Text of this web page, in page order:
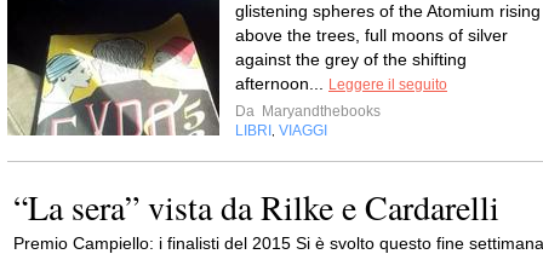
glistening spheres of the Atomium rising
above the trees, full moons of silver
against the grey of the shifting
afternoon...
Leggere il seguito
Da Maryandthebooks
LIBRI
VIAGGI
“La sera” vista da Rilke e Cardarelli
Premio Campiello: i finalisti del 2015 Si è svolto questo fine settimana